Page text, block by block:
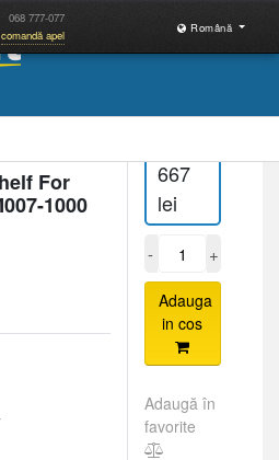
068 777-077
comandă apel
Română
For
1000
667
lei
- +
Adauga
in cos
Adaugă în
favorite